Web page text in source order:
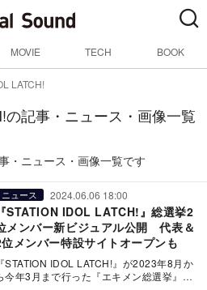
MOVIE TECH BOOK
LATCH!
の記事・ニュース・画像一覧
・ニュース・画像一覧です
ニュース 2024.06.06 18:00
『STATION IDOL LATCH!』総選挙2
メンバー新ビジュアル公開 代表＆
メンバー特設サイトオープンも
『STATION IDOL LATCH!』が2023年8月か
今年3月まで行った『エキメン総選挙』に